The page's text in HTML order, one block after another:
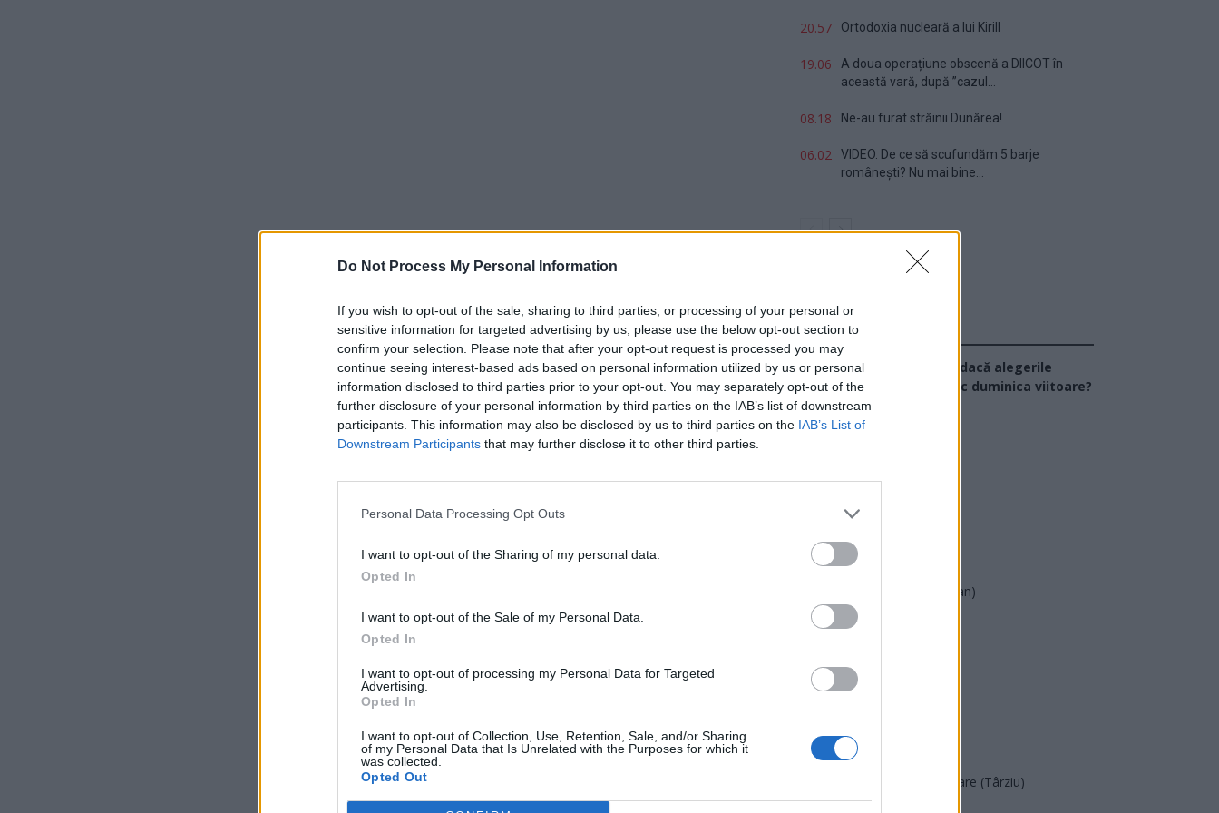
Do Not Process My Personal Information
If you wish to opt-out of the sale, sharing to third parties, or processing of your personal or
sensitive information for targeted advertising by us, please use the below opt-out section to
confirm your selection. Please note that after your opt-out request is processed you may
continue seeing interest-based ads based on personal information utilized by us or personal
information disclosed to third parties prior to your opt-out. You may separately opt-out of the
further disclosure of your personal information by third parties on the IAB’s list of downstream
participants. This information may also be disclosed by us to third parties on the IAB’s List of
Downstream Participants that may further disclose it to other third parties.
Personal Data Processing Opt Outs
I want to opt-out of the Sharing of my personal data.
Opted In
I want to opt-out of the Sale of my Personal Data.
Opted In
I want to opt-out of processing my Personal Data for Targeted
Advertising.
Opted In
I want to opt-out of Collection, Use, Retention, Sale, and/or Sharing
of my Personal Data that Is Unrelated with the Purposes for which it
was collected.
Opted Out
20.57 Ortodoxia nucleară a lui Kirill
19.06
A doua operațiune obscenă a DIICOT în
această vară, după ”cazul...
08.18 Ne-au furat străinii Dunărea!
06.02
VIDEO. De ce să scufundăm 5 barje
românești? Nu mai bine...
Sondaj
Ce partid ați vota dacă alegerile
parlamentare ar avea loc duminica viitoare?
USR
PSD
AUR
PMP (Tomac)
Forța Dreptei (L. Orban)
PNȚMM
SENS
PACE (Peia)
Acțiunea Conservatoare (Târziu)